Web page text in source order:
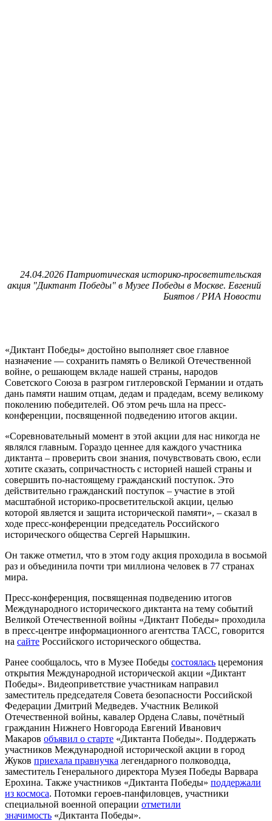
24.04.2026 Патриотическая историко-просветительская
акция "Диктант Победы" в Музее Победы в Москве. Евгений
Биятов / РИА Новости
«Диктант Победы» достойно выполняет свое главное
назначение — сохранить память о Великой Отечественной
войне, о решающем вкладе нашей страны, народов
Советского Союза в разгром гитлеровской Германии и отдать
дань памяти нашим отцам, дедам и прадедам, всему великому
поколению победителей. Об этом речь шла на пресс-
конференции, посвященной подведению итогов акции.
«Соревновательный момент в этой акции для нас никогда не
являлся главным. Гораздо ценнее для каждого участника
диктанта – проверить свои знания, почувствовать свою, если
хотите сказать, сопричастность с историей нашей страны и
совершить по-настоящему гражданский поступок. Это
действительно гражданский поступок – участие в этой
масштабной историко-просветительской акции, целью
которой является и защита исторической памяти», – сказал в
ходе пресс-конференции председатель Российского
исторического общества Сергей Нарышкин.
Он также отметил, что в этом году акция проходила в восьмой
раз и объединила почти три миллиона человек в 77 странах
мира.
Пресс-конференция, посвященная подведению итогов
Международного исторического диктанта на тему событий
Великой Отечественной войны «Диктант Победы» проходила
в пресс-центре информационного агентства ТАСС, говорится
на сайте Российского исторического общества.
Ранее сообщалось, что в Музее Победы состоялась церемония
открытия Международной исторической акции «Диктант
Победы». Видеоприветствие участникам направил
заместитель председателя Совета безопасности Российской
Федерации Дмитрий Медведев. Участник Великой
Отечественной войны, кавалер Ордена Славы, почётный
гражданин Нижнего Новгорода Евгений Иванович
Макаров объявил о старте «Диктанта Победы». Поддержать
участников Международной исторической акции в город
Жуков приехала правнучка легендарного полководца,
заместитель Генерального директора Музея Победы Варвара
Ерохина. Также участников «Диктанта Победы» поддержали
из космоса. Потомки героев-панфиловцев, участники
специальной военной операции отметили
значимость «Диктанта Победы».